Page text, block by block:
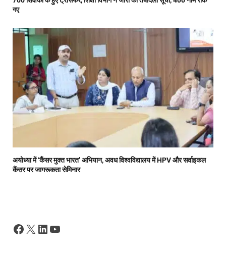
गए
अयोध्या में ‘कैंसर मुक्त भारत’ अभियान, अवध विश्वविद्यालय में HPV और सर्वाइकल
कैंसर पर जागरूकता सेमिनार
Facebook
X LinkedIn
YouTube